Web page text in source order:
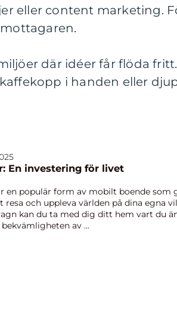
eller content marketing.
där idéer får flöda
i handen eller
En investering för livet
en populär form av mobilt boende som
och uppleva världen på dina egna
kan du ta med dig ditt hem vart du
av ...